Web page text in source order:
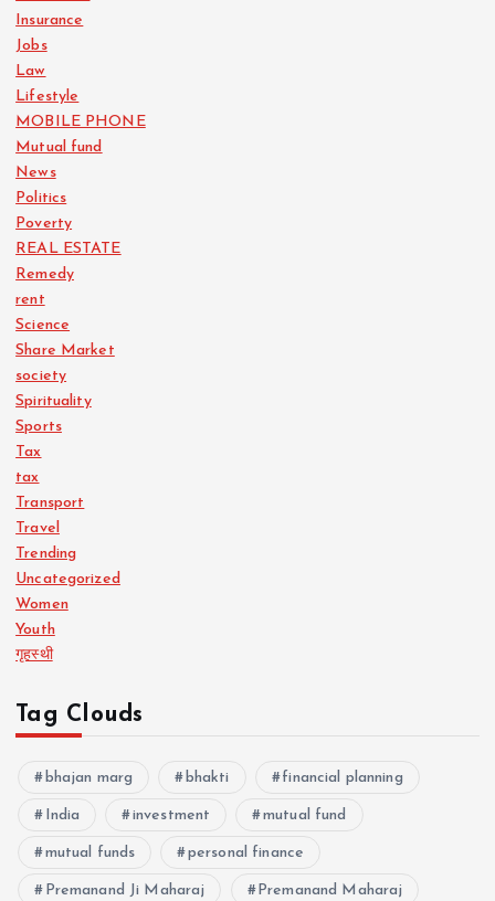
Insurance
Jobs
Law
Lifestyle
MOBILE PHONE
Mutual fund
News
Politics
Poverty
REAL ESTATE
Remedy
rent
Science
Share Market
society
Spirituality
Sports
Tax
tax
Transport
Travel
Trending
Uncategorized
Women
Youth
गृहस्थी
Tag Clouds
bhajan marg bhakti financial planning
India investment mutual fund
mutual funds personal finance
Premanand Ji Maharaj Premanand Maharaj